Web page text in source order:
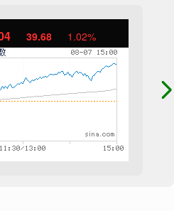
39.68 1.02%